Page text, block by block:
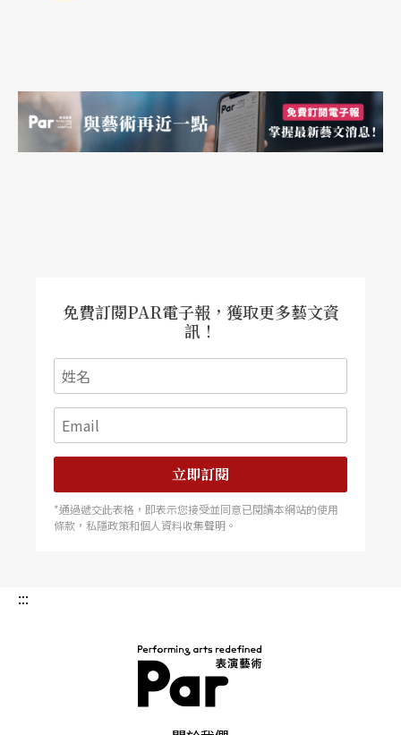
譚：那你猜想台灣的觀眾怎麼樣？
荀貝格（Arnold Schoenberg），更接近他們的文
我想那是真的。很強的調性，是我們音樂傳統
的共通處，我對亞洲音樂的經驗是，很抒情，感情
豐富。
語言的關係很密切。我想在廿世紀末，調性音
樂一定會捲土重來。
都在做。
開發結合不同藝術形式
在你的新歌劇《美女與野獸》中，感覺上極簡
免費訂閱PAR電子報，獲取更多藝文資
訊！
立即訂閱
*通過遞交此表格，即表示您接受並同意已閱讀本網站的使用
條款，私隱政策和個人資料收集聲明。
:::